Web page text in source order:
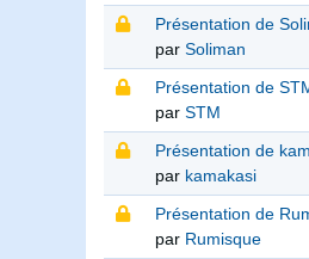
Présentation de
par Soliman
Présentation de
par STM
Présentation de
par kamakasi
Présentation de
par Rumisque